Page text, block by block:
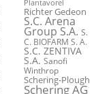
Plantavorel
Richter Gedeon
S.C. Arena
Group S.A. S.
C. BIOFARM S. A.
S.C. ZENTIVA
S.A. Sanofi
Winthrop
Schering-Plough
Schering AG